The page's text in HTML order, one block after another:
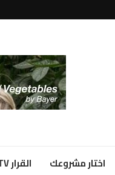
اختار مشروعك القرار TV